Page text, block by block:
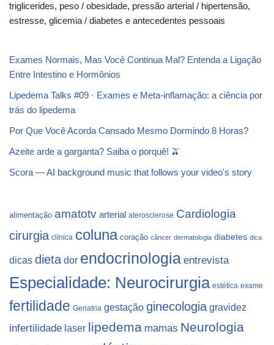
triglicerides, peso / obesidade, pressão arterial / hipertensão,
estresse, glicemia / diabetes e antecedentes pessoais
Exames Normais, Mas Você Continua Mal? Entenda a Ligação
Entre Intestino e Hormônios
Lipedema Talks #09 · Exames e Meta-inflamação: a ciência por
trás do lipedema
Por Que Você Acorda Cansado Mesmo Dormindo 8 Horas?
Azeite arde a garganta? Saiba o porquê! 🫒
Scora — AI background music that follows your video's story
alimentação amatotv arterial aterosclerose Cardiologia
cirurgia clínica coluna coração câncer dermatologia diabetes dica
dicas dieta dor endocrinologia entrevista
Especialidade: Neurocirurgia estética exame
fertilidade Geriatria gestação ginecologia gravidez
infertilidade laser lipedema mamas Neurologia